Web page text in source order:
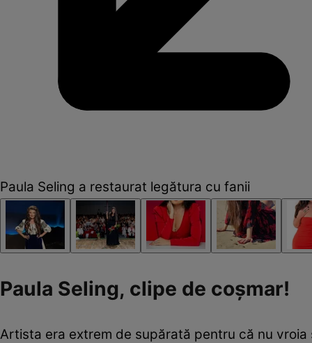
Paula Seling a restaurat legătura cu fanii
Paula Seling, clipe de coșmar!
Artista era extrem de supărată pentru că nu